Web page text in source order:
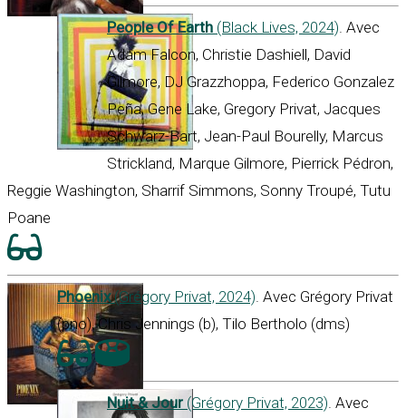
People Of Earth (Black Lives, 2024). Avec
Adam Falcon, Christie Dashiell, David
Gilmore, DJ Grazzhoppa, Federico Gonzalez
Peña, Gene Lake, Gregory Privat, Jacques
Schwarz-Bart, Jean-Paul Bourelly, Marcus
Strickland, Marque Gilmore, Pierrick Pédron,
Reggie Washington, Sharrif Simmons, Sonny Troupé, Tutu
Poane
Phoenix(Grégory Privat, 2024). Avec Grégory Privat
(pno), Chris Jennings (b), Tilo Bertholo (dms)
Nuit & Jour (Grégory Privat, 2023). Avec